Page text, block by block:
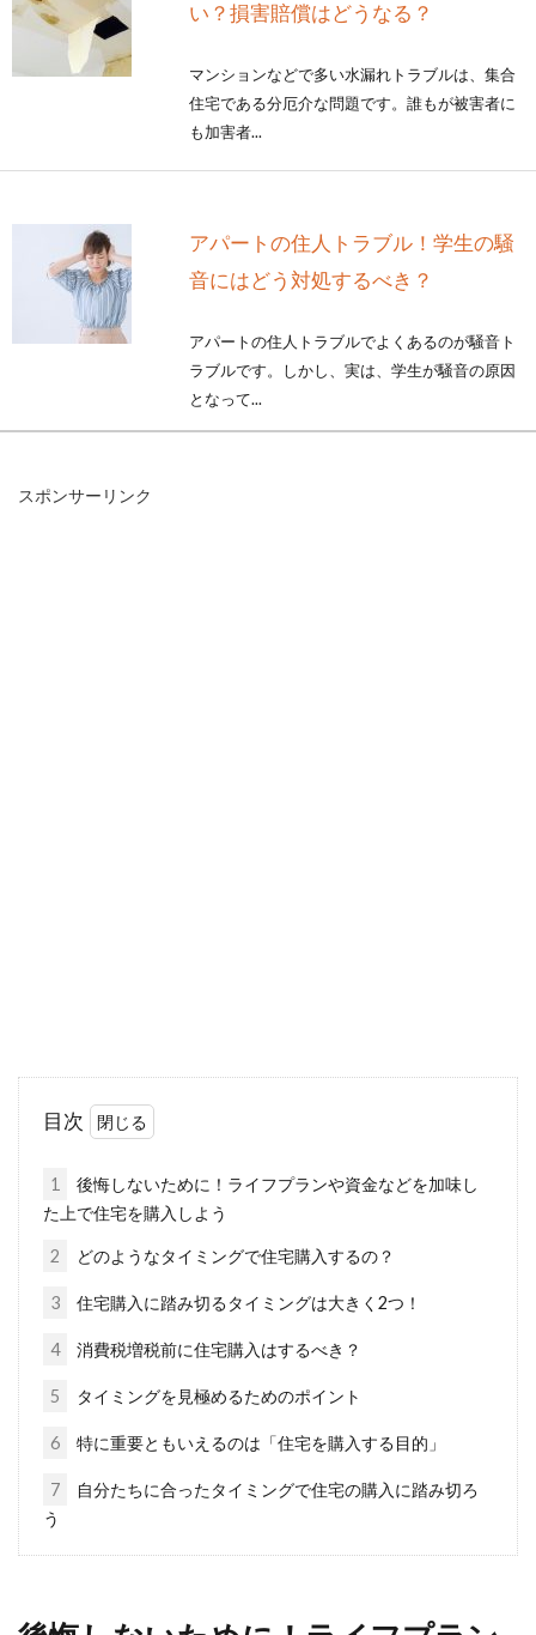
い？損害賠償はどうなる？
マンションなどで多い水漏れトラブルは、集合
住宅である分厄介な問題です。誰もが被害者に
も加害者...
アパートの住人トラブル！学生の騒
音にはどう対処するべき？
アパートの住人トラブルでよくあるのが騒音ト
ラブルです。しかし、実は、学生が騒音の原因
となって...
い？隠れたメリットをご紹介
マイホームを新築したら階段で失
敗！？その事例をご紹介！
注文住宅で新築し、実際に住みはじめると、
「何でこんな間取りにしてしまったんだろう」
号式！注意すべきポイント
スポンサーリンク
目次
1
後悔しないために！ライフプランや資金などを加味し
た上で住宅を購入しよう
2 どのようなタイミングで住宅購入するの？
3 住宅購入に踏み切るタイミングは大きく2つ！
4 消費税増税前に住宅購入はするべき？
5 タイミングを見極めるためのポイント
6 特に重要ともいえるのは「住宅を購入する目的」
7
自分たちに合ったタイミングで住宅の購入に踏み切ろ
う